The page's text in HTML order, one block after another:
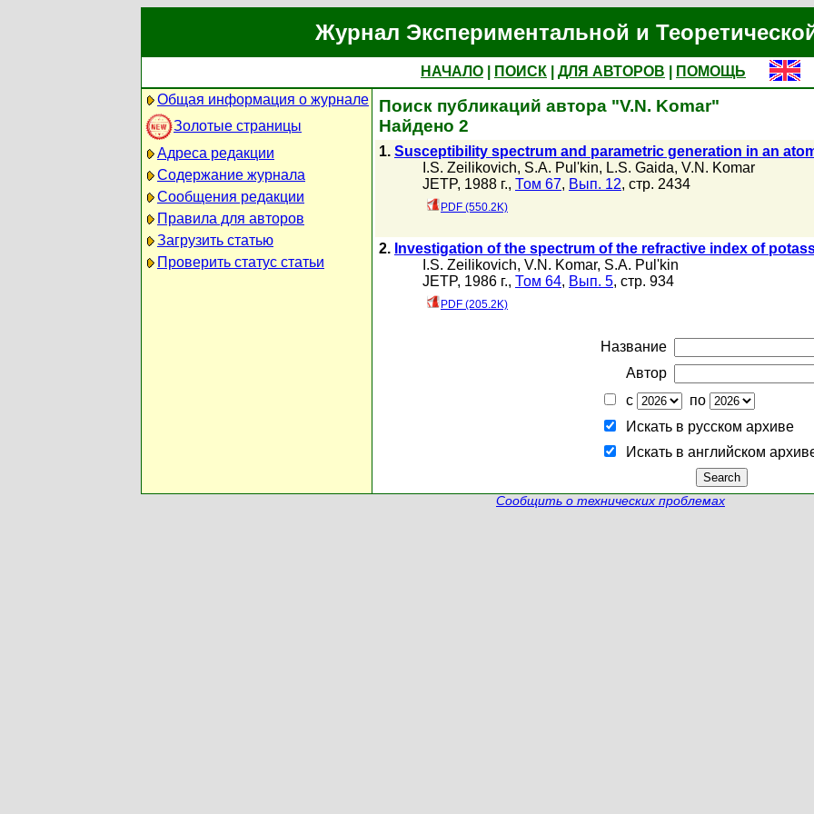
Журнал Экспериментальной и
НАЧАЛО ПОИСК ДЛЯ АВТОРОВ
ПОМОЩЬ
Общая информация о журнале
Золотые страницы
Адреса редакции
Содержание журнала
Сообщения редакции
Правила для авторов
Загрузить статью
Проверить статус статьи
Поиск публикаций автора "V.N. Komar"
Найдено 2
1. Susceptibility spectrum and parametric generation in an
I.S. Zeilikovich, S.A. Pul'kin, L.S. Gaida, V.N. Komar
JETP, 1988 г., Том 67, Вып. 12, стр. 2434
PDF (550.2K)
2. Investigation of the spectrum of the refractive index of
I.S. Zeilikovich, V.N. Komar, S.A. Pul'kin
JETP, 1986 г., Том 64, Вып. 5, стр. 934
PDF (205.2K)
Название
Автор
с
по
Искать в русском архиве
Искать в английском
Сообщить о технических проблемах